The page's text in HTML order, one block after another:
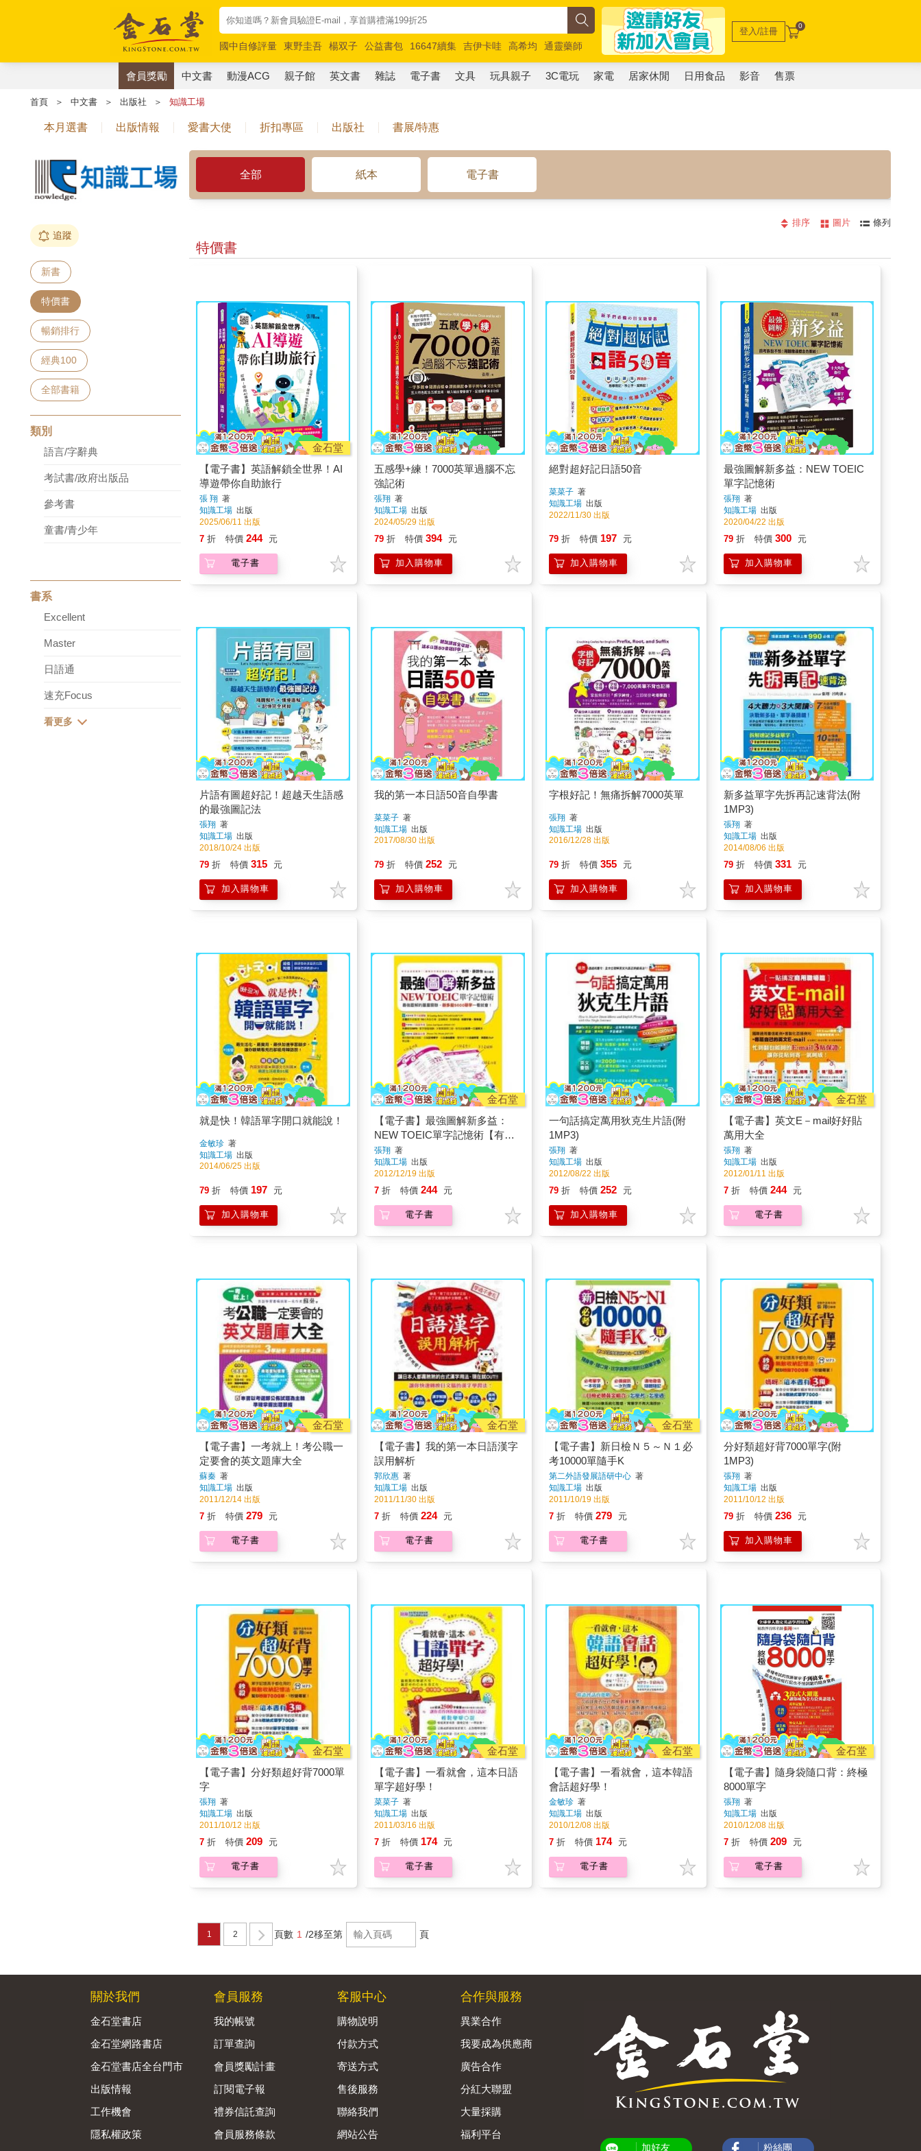
國中自修評量 東野圭吾 楊双子 公益書包 16647續集 吉伊卡哇 高希均
通靈藥師
唯紅花綻放
奧德賽 路邊攤新作 馬斯克 玩具總動員5 超慢跑
登入/註冊 0
會員獎勵 中文書 動漫ACG 親子館 英文書 雜誌 電子書 文具 玩具親子 3C電玩 家電 居家休閒 日用食品 影音 售票
首頁 ＞ 中文書 ＞ 出版社 ＞ 知識工場
本月選書 出版情報 愛書大使 折扣專區 出版社 書展/特惠
追蹤
新書
特價書
暢銷排行
經典100
全部書籍
類別
語言/字辭典
考試書/政府出版品
參考書
童書/青少年
書系
Excellent
Master
日語通
速充Focus
全部 紙本 電子書
排序 圖片 條列
特價書
金石堂
【電子書】英語解鎖全世界！AI
導遊帶你自助旅行
張 翔 著
知識工場 出版
2025/06/11 出版
7 折 特價 244 元
電子書
五感學+練！7000英單過腦不忘
強記術
張翔 著
知識工場 出版
2024/05/29 出版
79 折 特價 394 元
加入購物車
絕對超好記日語50音
菜菜子著
知識工場 出版
2022/11/30 出版
79 折 特價 197 元
加入購物車
最強圖解新多益：NEW TOEIC
單字記憶術
張翔 著
知識工場 出版
2020/04/22 出版
79 折 特價 300 元
加入購物車
片語有圖超好記！超越天生語感
的最強圖記法
張翔 著
知識工場 出版
2018/10/24 出版
79 折 特價 315 元
加入購物車
我的第一本日語50音自學書
菜菜子著
知識工場 出版
2017/08/30 出版
79 折 特價 252 元
加入購物車
字根好記！無痛拆解7000英單
張翔著
知識工場 出版
2016/12/28 出版
79 折 特價 355 元
加入購物車
新多益單字先拆再記速背法(附
1MP3)
張翔 著
知識工場 出版
2014/08/06 出版
79 折 特價 331 元
加入購物車
就是快！韓語單字開口就能說！
金敏珍 著
知識工場 出版
2014/06/25 出版
79 折 特價 197 元
加入購物車
金石堂
【電子書】最強圖解新多益：
NEW TOEIC單字記憶術【有
聲】
張翔 著
知識工場 出版
2012/12/19 出版
7 折 特價 244 元
電子書
一句話搞定萬用狄克生片語(附
1MP3)
張翔 著
知識工場 出版
2012/08/22 出版
79 折 特價 252 元
加入購物車
金石堂
【電子書】英文E－mail好好貼
萬用大全
張翔 著
知識工場 出版
2012/01/11 出版
7 折 特價 244 元
電子書
金石堂
【電子書】一考就上！考公職一
定要會的英文題庫大全
蘇秦 著
知識工場 出版
2011/12/14 出版
7 折 特價 279 元
電子書
金石堂
【電子書】我的第一本日語漢字
誤用解析
郭欣惠著
知識工場 出版
2011/11/30 出版
7 折 特價 224 元
電子書
金石堂
【電子書】新日檢Ｎ５～Ｎ１必
考10000單隨手K
第二外語發展語研中心著
知識工場 出版
2011/10/19 出版
7 折 特價 279 元
電子書
分好類超好背7000單字(附
1MP3)
張翔 著
知識工場 出版
2011/10/12 出版
79 折 特價 236 元
加入購物車
金石堂
【電子書】分好類超好背7000單
字
張翔 著
知識工場 出版
2011/10/12 出版
7 折 特價 209 元
電子書
金石堂
【電子書】一看就會，這本日語
單字超好學！
菜菜子著
知識工場 出版
2011/03/16 出版
7 折 特價 174 元
電子書
金石堂
【電子書】一看就會，這本韓語
會話超好學！
金敏珍著
知識工場 出版
2010/12/08 出版
7 折 特價 174 元
電子書
金石堂
【電子書】隨身袋隨口背：終極
8000單字
張翔 著
知識工場 出版
2010/12/08 出版
7 折 特價 209 元
電子書
1 2 頁數 1 /2移至第 頁
關於我們
金石堂書店
金石堂網路書店
金石堂書店全台門市
出版情報
工作機會
隱私權政策
會員服務
我的帳號
訂單查詢
會員獎勵計畫
訂閱電子報
禮券信託查詢
會員服務條款
客服中心
購物說明
付款方式
寄送方式
售後服務
聯絡我們
網站公告
合作與服務
異業合作
我要成為供應商
廣告合作
分紅大聯盟
大量採購
福利平台
加好友 粉絲團